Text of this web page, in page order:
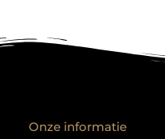
Onze informatie